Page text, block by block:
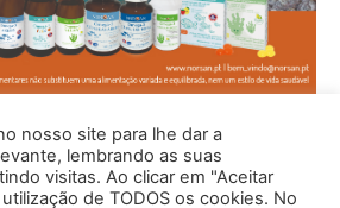
nosso site para lhe dar a
lembrando as suas
visitas. Ao clicar em "Aceitar
de TODOS os cookies. No